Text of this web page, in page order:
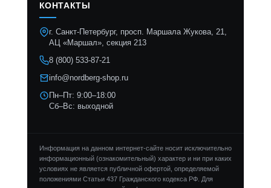
КОНТАКТЫ
г. Санкт-Петербург, просп. Маршала Жукова, 21,
АЦ «Маршал», секция 213
8 (800) 533-87-21
info@nordberg-shop.ru
Пн–Пт: 9:00–18:00
Сб–Вс: выходной
Информация на данном интернет-сайте носит исключительно
информационный (ознакомительный) характер и ни при каких
условиях не является публичной офертой, определяемой
положениями Статьи 437 Гражданского кодекса РФ. Для